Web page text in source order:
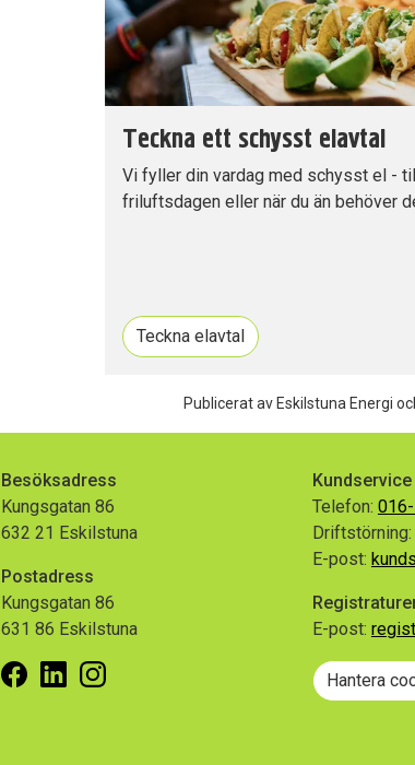
Teckna ett schysst elavtal
Vi fyller din vardag med schysst el -
friluftsdagen eller när du än behöver
Teckna elavtal
Publicerat av Eskilstuna Energi
Besöksadress
Kungsgatan 86
632 21 Eskilstuna
Postadress
Kungsgatan 86
631 86 Eskilstuna
Facebook
LinkedinInstagram
Kundservice
Telefon:
Driftstörning:
E-post:
E-post:
Hantera